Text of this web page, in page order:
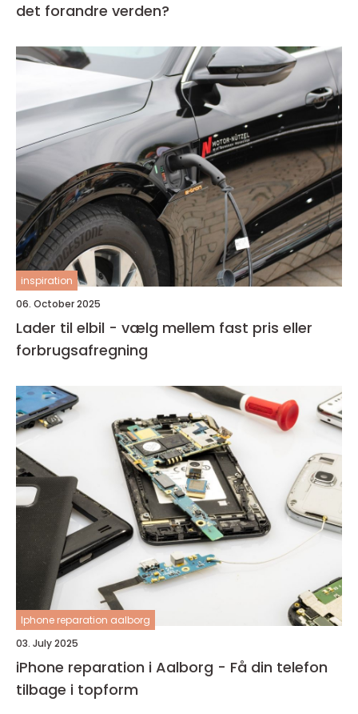
det forandre verden?
inspiration
06. October 2025
Lader til elbil - vælg mellem fast pris eller
forbrugsafregning
Iphone reparation aalborg
03. July 2025
iPhone reparation i Aalborg - Få din telefon
tilbage i topform